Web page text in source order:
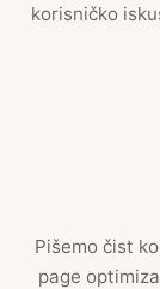
korisničko
Pišemo čist
page